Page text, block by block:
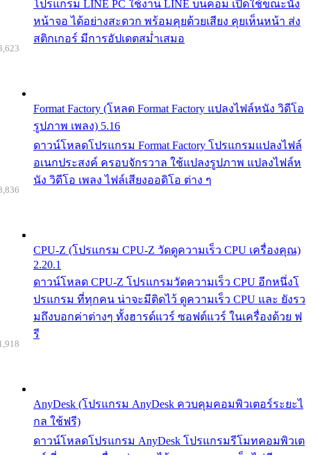
โปรแกรม LINE PC ใช้งาน LINE บนคอม เปิดใช้ขณะนั่ง
หน้าจอ ได้อย่างสะดวก พร้อมคุยด้วยเสียง คุยเห็นหน้า ส่ง
สติกเกอร์ มีการอัปเดตสม่ำเสมอ
Format Factory (โหลด Format Factory แปลงไฟล์หนัง วิดีโอ
รูปภาพ เพลง) 5.16
ดาวน์โหลดโปรแกรม Format Factory โปรแกรมแปลงไฟล์
อเนกประสงค์ ครอบจักรวาล ใช้แปลงรูปภาพ แปลงไฟล์ห
นัง วิดีโอ เพลง ไฟล์เสียงออดิโอ ต่าง ๆ
CPU-Z (โปรแกรม CPU-Z วัดดูความเร็ว CPU เครื่องคุณ)
2.20.1
ดาวน์โหลด CPU-Z โปรแกรมวัดความเร็ว CPU อีกหนึ่งโ
ปรแกรม ที่ทุกคน น่าจะมีติดไว้ ดูความเร็ว CPU และ ยังรว
มถึงบอกค่าต่างๆ ทั้งฮารด์แวร์ ซอฟต์แวร์ ในเครื่องด้วย ฟ
รี
AnyDesk (โปรแกรม AnyDesk ควบคุมคอมพิวเตอร์ระยะไ
กล ใช้ฟรี)
ดาวน์โหลดโปรแกรม AnyDesk โปรแกรมรีโมทคอมพิวเต